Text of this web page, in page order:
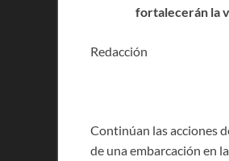
fortalecerán la
Redacción
Continúan las acciones
de una embarcación en